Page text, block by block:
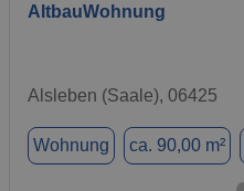
AltbauWohnung
Alsleben (Saale), 06425
Wohnung ca. 90,00 m²